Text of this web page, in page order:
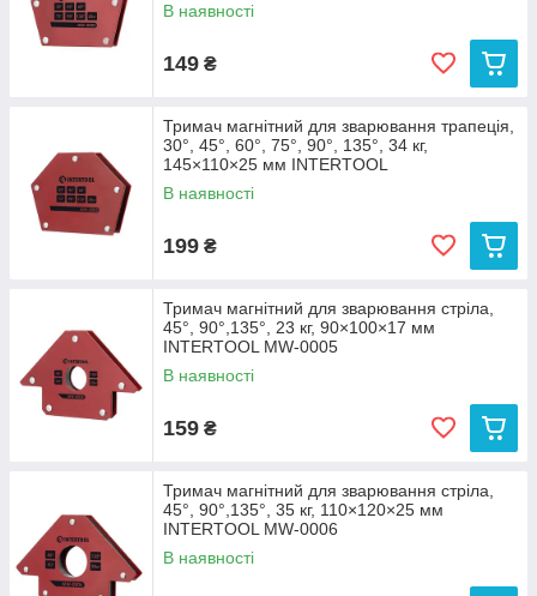
В наявності
149 ₴
Тримач магнітний для зварювання трапеція,
30°, 45°, 60°, 75°, 90°, 135°, 34 кг,
145×110×25 мм INTERTOOL
В наявності
199 ₴
Тримач магнітний для зварювання стріла,
45°, 90°,135°, 23 кг, 90×100×17 мм
INTERTOOL MW-0005
В наявності
159 ₴
Тримач магнітний для зварювання стріла,
45°, 90°,135°, 35 кг, 110×120×25 мм
INTERTOOL MW-0006
В наявності